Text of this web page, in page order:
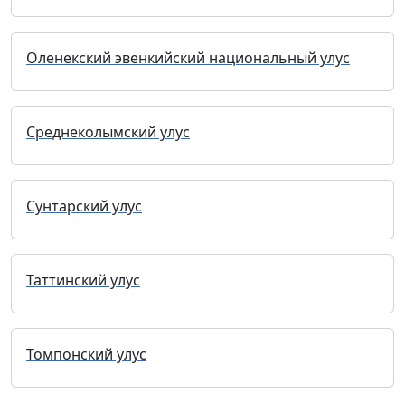
Оленекский эвенкийский национальный улус
Среднеколымский улус
Сунтарский улус
Таттинский улус
Томпонский улус